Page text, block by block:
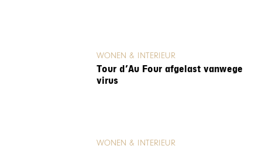
WONEN & INTERIEUR
Tour d’Au Four afgelast vanwege
virus
WONEN & INTERIEUR